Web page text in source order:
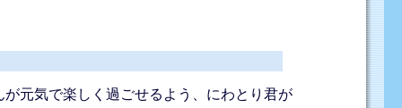
元気で楽しく過ごせるよう、にわとり君が